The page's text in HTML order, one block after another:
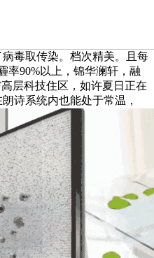
毒取传染。档次精美。且每
率90%以上，锦华澜轩，融
层科技住区，如许夏日正在
诗系统内也能处于常温，